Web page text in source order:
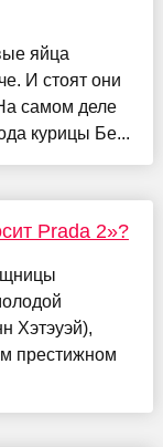
яйца
И стоят они
самом деле
курицы Бе...
Prada 2»?
Хэтэуэй),
престижном